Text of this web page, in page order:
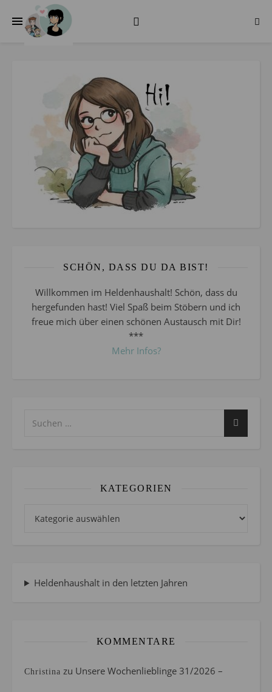
SCHÖN, DASS DU DA BIST!
Willkommen im Heldenhaushalt! Schön, dass du
hergefunden hast! Viel Spaß beim Stöbern und ich
freue mich über einen schönen Austausch mit Dir!
***
Mehr Infos?
KATEGORIEN
Heldenhaushalt in den letzten Jahren
KOMMENTARE
Christina zu Unsere Wochenlieblinge 31/2026 –